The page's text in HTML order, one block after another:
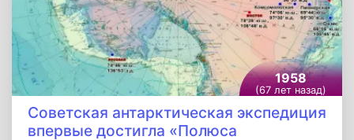
1958
(67 лет назад)
Советская антарктическая экспедиция
впервые достигла «Полюса